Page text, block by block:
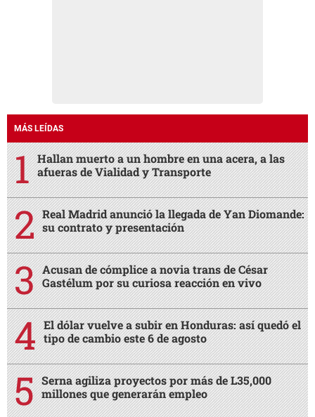
MÁS LEÍDAS
Hallan muerto a un hombre en una acera, a las
afueras de Vialidad y Transporte
Real Madrid anunció la llegada de Yan Diomande:
su contrato y presentación
Acusan de cómplice a novia trans de César
Gastélum por su curiosa reacción en vivo
El dólar vuelve a subir en Honduras: así quedó el
tipo de cambio este 6 de agosto
Serna agiliza proyectos por más de L35,000
millones que generarán empleo